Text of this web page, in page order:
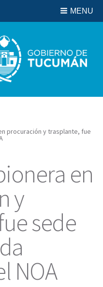
MENU
procuración y trasplante, fue
en
y
sede
NOA